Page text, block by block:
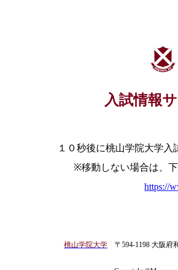
入試情報
１０秒後に桃山学院大学
※移動しない場合は、
https://
桃山学院大学 〒594-1198 大阪府